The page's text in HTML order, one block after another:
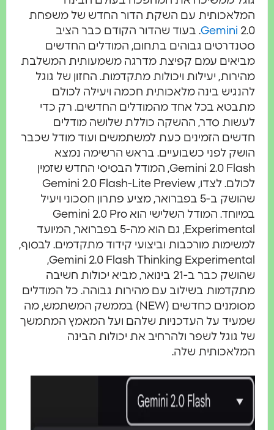
המלאכותית עם השקת הדור החדש של משפחת
Gemini2.0. בעוד שהדור הקודם כבר הציב
סטנדרטים גבוהים בתחום, המודלים החדשים
מביאים עמם קפיצת מדרגה משמעותית המשלבת
מהירות, יעילות ויכולות מתקדמות. החזון של גוגל
להנגיש בינה מלאכותית חכמה ויעילה לכולם
מתבטא בכל אחד מהמודלים החדשים. רק כדי
לעשות סדר, ההשקה כוללת שלושה מודלים
חדשים הזמינים כעת למשתמשים ועוד מודל שכבר
הושק לפני כשבועיים. בראש הרשימה נמצא
Gemini 2.0 Flash, המודל הבסיסי החדש שזמין
לכולם. לצדו, Gemini 2.0 Flash-Lite Preview
שהושק ב-5 בפברואר, מציע פתרון חסכוני ויעיל
במיוחד. המודל השלישי הוא Gemini 2.0 Pro
Experimental, גם הוא מה-5 בפברואר, המיועד
למשימות מורכבות וביצועי קידוד מתקדמים. לבסוף,
Gemini 2.0 Flash Thinking Experimental,
שהושק כבר ב-21 בינואר, מביא יכולות חשיבה
מתקדמות בשילוב עם מהירות גבוהה. כל המודלים
מסומנים כחדשים (NEW) בממשק המשתמש, מה
שמעיד על העדכניות שלהם ועל המאמץ המתמשך
של גוגל לשפר ולהרחיב את יכולות הבינה
המלאכותית שלה.